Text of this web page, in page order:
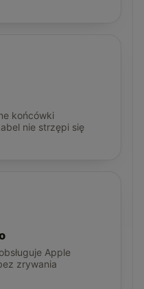
końcówki
nie strzępi się
Apple
zrywania